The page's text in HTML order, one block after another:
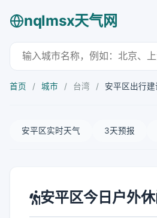
nqlmsx天气网
首页 / 城市 / 台湾 / 安平区出行建
安平区实时天气 3天预报
安平区今日户外